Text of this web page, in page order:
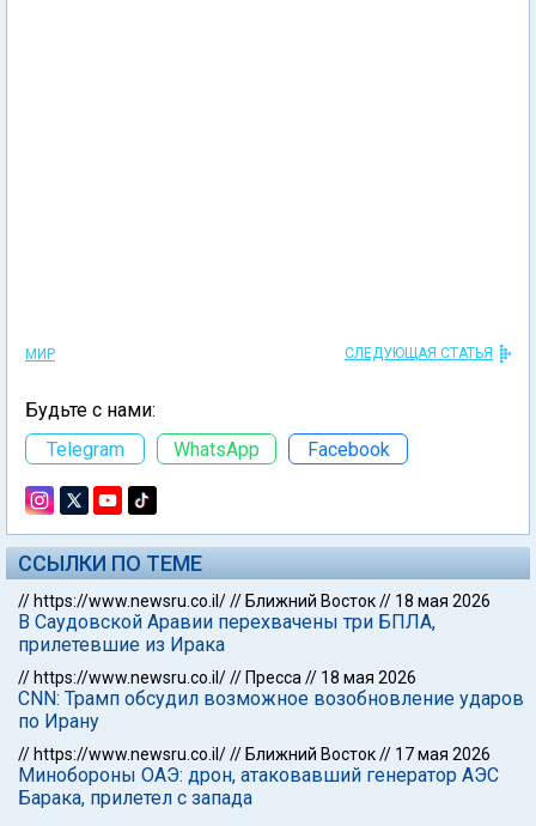
МИР СЛЕДУЮЩАЯ СТАТЬЯ
Будьте с нами:
Telegram
WhatsApp Facebook
ССЫЛКИ ПО ТЕМЕ
// https://www.newsru.co.il/// Ближний Восток// 18 мая 2026
В Саудовской Аравии перехвачены три БПЛА,
прилетевшие из Ирака
// https://www.newsru.co.il/// Пресса // 18 мая 2026
CNN: Трамп обсудил возможное возобновление ударов
по Ирану
// https://www.newsru.co.il/// Ближний Восток// 17 мая 2026
Минобороны ОАЭ: дрон, атаковавший генератор АЭС
Барака, прилетел с запада